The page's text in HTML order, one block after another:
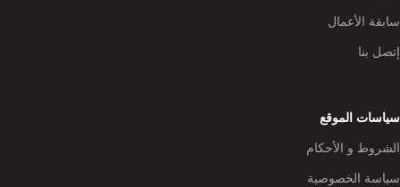
سابقة الأعمال
إتصل بنا
سياسات الموقع
الشروط و الأحكام
سياسة الخصوصية